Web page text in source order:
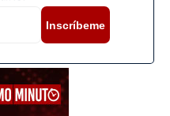
Inscríbeme